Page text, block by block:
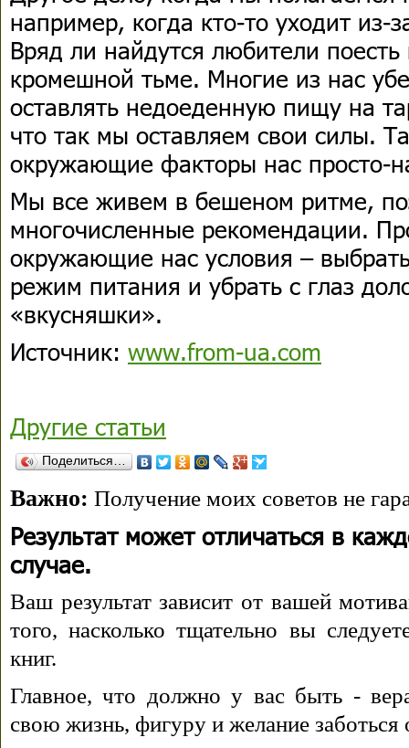
например, когда кто-то уходит из-
Вряд ли найдутся любители
кромешной тьме. Многие из нас
оставлять недоеденную пищу на
что так мы оставляем свои силы.
окружающие факторы нас просто-
Мы все живем в бешеном ритме,
многочисленные рекомендации.
окружающие нас условия –
режим питания и убрать с глаз
«вкусняшки».
Источник: www.from-ua.com
Другие статьи
Поделиться…
Важно: Получение моих советов не
Результат может отличаться в
случае.
Ваш результат зависит от вашей
того, насколько тщательно вы
книг.
Главное, что должно у вас быть -
свою жизнь, фигуру и желание заботься